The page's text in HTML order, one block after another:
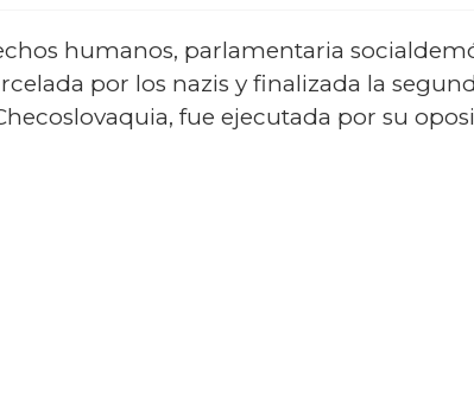
humanos, parlamentaria
por los nazis y finalizada la
fue ejecutada por su